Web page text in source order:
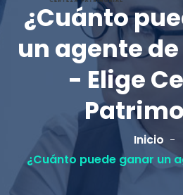
¿Cuánto
un agente
- Elige
Inicio
¿Cuánto puede ganar un